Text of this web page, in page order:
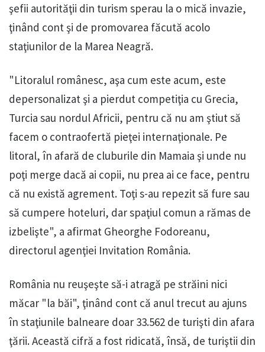
şefii autorităţii din turism sperau la o mică invazie,
ţinând cont şi de promovarea făcută acolo
staţiunilor de la Marea Neagră.
"Litoralul românesc, aşa cum este acum, este
depersonalizat şi a pierdut competiţia cu Grecia,
Turcia sau nordul Africii, pentru că nu am ştiut să
facem o contraofertă pieţei internaţionale. Pe
litoral, în afară de cluburile din Mamaia şi unde nu
poţi merge dacă ai copii, nu prea ai ce face, pentru
că nu există agrement. Toţi s-au repezit să fure sau
să cumpere hoteluri, dar spaţiul comun a rămas de
izbelişte", a afirmat Gheorghe Fodoreanu,
directorul agenţiei Invitation România.
România nu reuşeşte să-i atragă pe străini nici
măcar "la băi", ţinând cont că anul trecut au ajuns
în staţiunile balneare doar 33.562 de turişti din afara
ţării. Această cifră a fost ridicată, însă, de turiştii din